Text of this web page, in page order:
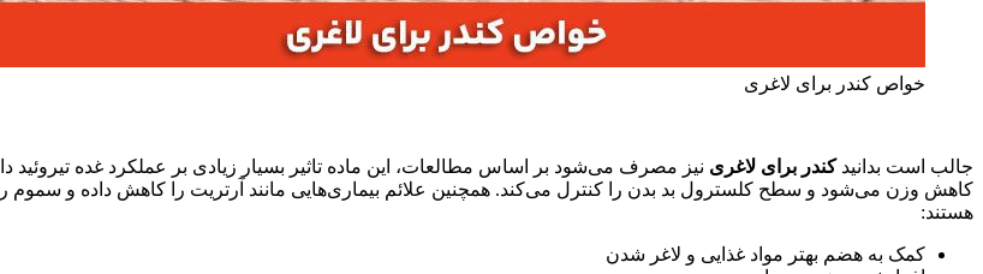
خواص کندر برای لاغری
جالب است بدانیدکندر برای لاغری نیز مصرف می‌شود بر اساس مطالعات، این ماده تاثیر بسیار زیادی بر عملکرد غده
کاهش وزن می‌شود و سطح کلسترول بد بدن را کنترل می‌کند. همچنین علائم بیماری‌هایی مانند آرتریت را کاهش داده و سموم
هستند:
کمک به هضم بهتر مواد غذایی و لاغر شدن